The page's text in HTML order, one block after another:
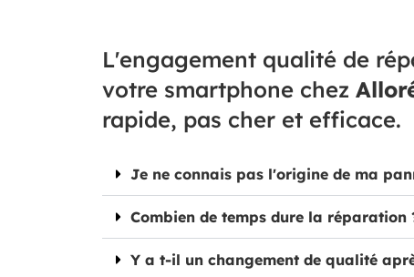
L'engagement qualité de
votre smartphone chez
rapide, pas cher et efficace.
Je ne connais pas l'origine de ma
Combien de temps dure la réparation
Y a t-il un changement de qualité